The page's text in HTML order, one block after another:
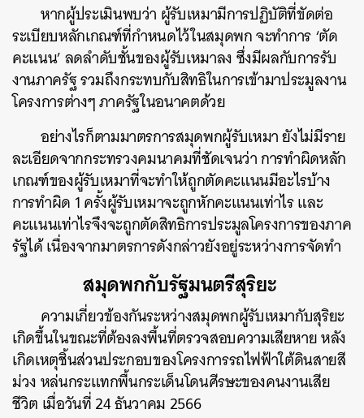
หากผู้ประเมินพบว่า ผู้รับเหมามีการปฏิบัติที่ขัดต่อ
ระเบียบหลักเกณฑ์ที่กำหนดไว้ในสมุดพก จะทำการ ‘ตัด
คะแนน’ ลดลำดับชั้นของผู้รับเหมาลง ซึ่งมีผลกับการรับ
งานภาครัฐ รวมถึงกระทบกับสิทธิในการเข้ามาประมูลงาน
โครงการต่างๆ ภาครัฐในอนาคตด้วย
อย่างไรก็ตามมาตรการสมุดพกผู้รับเหมา ยังไม่มีราย
ละเอียดจากกระทรวงคมนาคมที่ชัดเจนว่า การทำผิดหลัก
เกณฑ์ของผู้รับเหมาที่จะทำให้ถูกตัดคะแนนมีอะไรบ้าง
การทำผิด 1 ครั้งผู้รับเหมาจะถูกหักคะแนนเท่าไร และ
คะแนนเท่าไรจึงจะถูกตัดสิทธิการประมูลโครงการของภาค
รัฐได้ เนื่องจากมาตรการดังกล่าวยังอยู่ระหว่างการจัดทำ
สมุดพกกับรัฐมนตรีสุริยะ
ความเกี่ยวข้องกันระหว่างสมุดพกผู้รับเหมากับสุริยะ
เกิดขึ้นในขณะที่ต้องลงพื้นที่ตรวจสอบความเสียหาย หลัง
เกิดเหตุชิ้นส่วนประกอบของโครงการรถไฟฟ้าใต้ดินสายสี
ม่วง หล่นกระแทกพื้นกระเด็นโดนศีรษะของคนงานเสีย
ชีวิต เมื่อวันที่ 24 ธันวาคม 2566